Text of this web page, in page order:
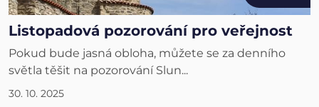
Listopadová pozorování pro veřejnost
Pokud bude jasná obloha, můžete se za denního
světla těšit na pozorování Slun...
30. 10. 2025